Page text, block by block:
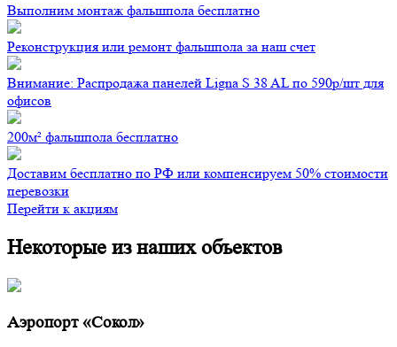
Выполним монтаж фальшпола бесплатно
Реконструкция или ремонт фальшпола за наш счет
Внимание: Распродажа панелей Ligna S 38 AL по 590р/шт для
офисов
200м² фальшпола бесплатно
Доставим бесплатно по РФ или компенсируем 50% стоимости
перевозки
Перейти к акциям
Некоторые из наших объектов
Аэропорт «Сокол»